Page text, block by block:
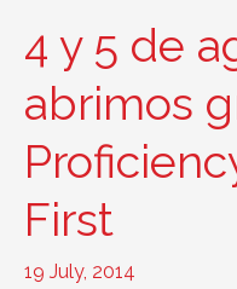
on
10th
March
4 y 5 de
abrimos
First
19 July, 2014